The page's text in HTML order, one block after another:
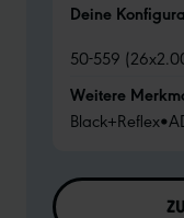
Deine
50-559
Weitere
Black+Reflex•